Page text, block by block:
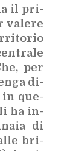
il pri­
va­le­re
per
di­
in que­
ha in­
di
bri­